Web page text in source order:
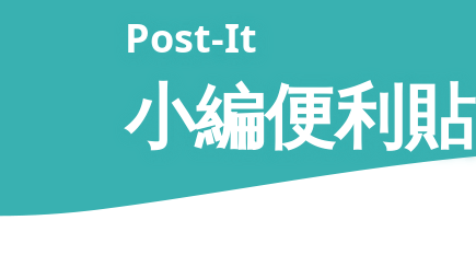
Post-It
小編便利貼